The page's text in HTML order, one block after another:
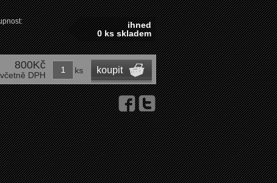
ihned
0 ks skladem
800Kč
včetně DPH ks koupit